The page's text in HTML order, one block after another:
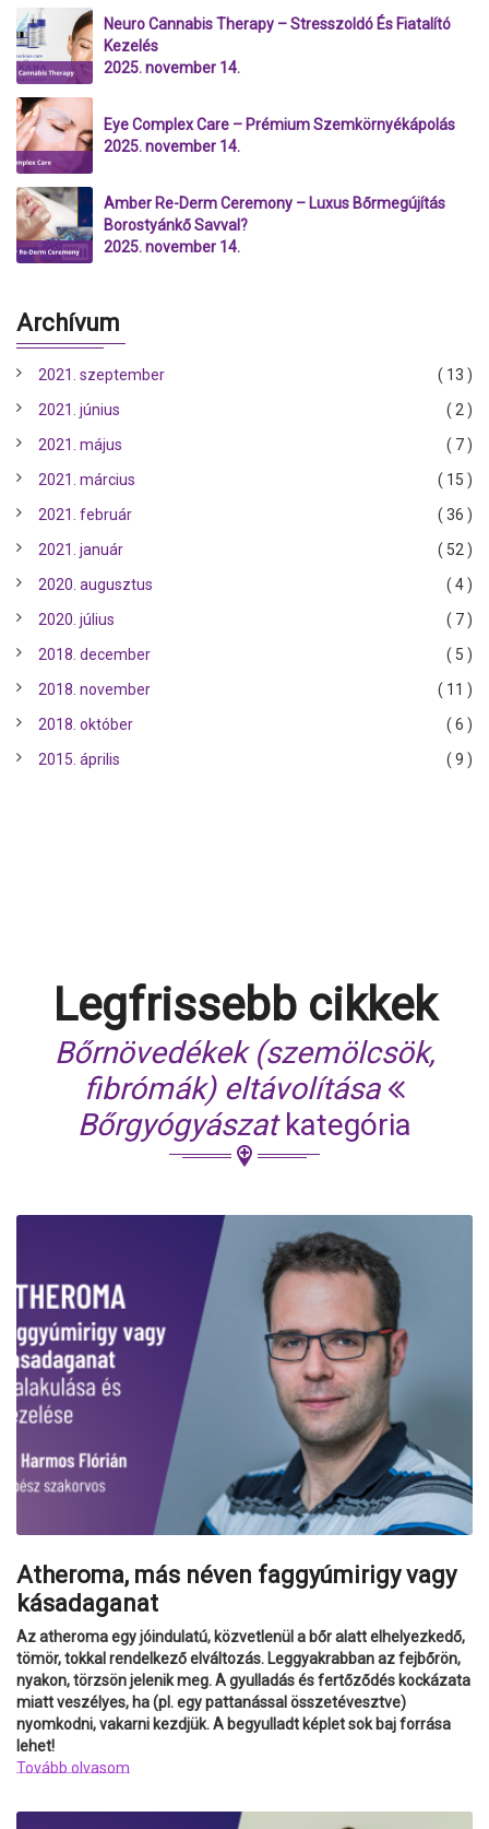
Neuro Cannabis Therapy – Stresszoldó És Fiatalító
Kezelés
2025. november 14.
Eye Complex Care – Prémium Szemkörnyékápolás
2025. november 14.
Amber Re-Derm Ceremony – Luxus Bőrmegújítás
Borostyánkő Savval?
2025. november 14.
Archívum
2021. szeptember
( 13 )
2021. június
( 2 )
2021. május
( 7 )
2021. március
( 15 )
2021. február
( 36 )
2021. január
( 52 )
2020. augusztus
( 4 )
2020. július
( 7 )
2018. december
( 5 )
2018. november
( 11 )
2018. október
( 6 )
2015. április
( 9 )
Legfrissebb cikkek
Bőrnövedékek (szemölcsök,
fibrómák) eltávolítása
Bőrgyógyászatkategória
Atheroma, más néven faggyúmirigy vagy
kásadaganat
Az atheroma egy jóindulatú, közvetlenül a bőr alatt elhelyezkedő,
tömör, tokkal rendelkező elváltozás. Leggyakrabban az fejbőrön,
nyakon, törzsön jelenik meg. A gyulladás és fertőződés kockázata
miatt veszélyes, ha (pl. egy pattanással összetévesztve)
nyomkodni, vakarni kezdjük. A begyulladt képlet sok baj forrása
lehet!
Tovább olvasom